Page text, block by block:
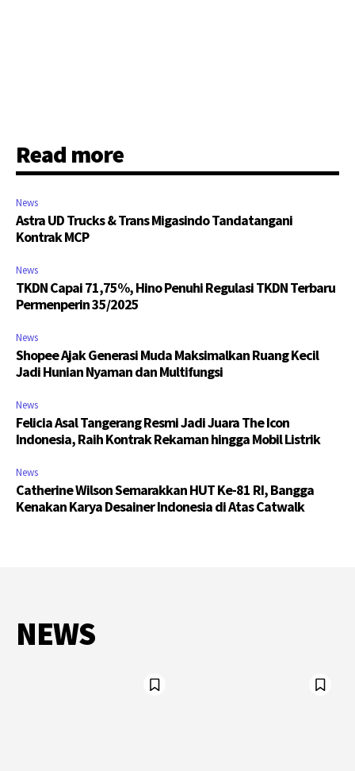
Read more
News
Astra UD Trucks & Trans Migasindo Tandatangani
Kontrak MCP
News
TKDN Capai 71,75%, Hino Penuhi Regulasi TKDN Terbaru
Permenperin 35/2025
News
Shopee Ajak Generasi Muda Maksimalkan Ruang Kecil
Jadi Hunian Nyaman dan Multifungsi
News
Felicia Asal Tangerang Resmi Jadi Juara The Icon
Indonesia, Raih Kontrak Rekaman hingga Mobil Listrik
News
Catherine Wilson Semarakkan HUT Ke-81 RI, Bangga
Kenakan Karya Desainer Indonesia di Atas Catwalk
NEWS